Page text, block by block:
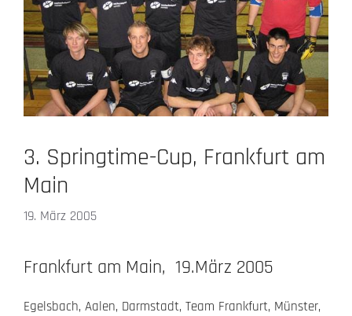
3. Springtime-Cup, Frankfurt am
Main
19. März 2005
Frankfurt am Main, 19.März 2005
Egelsbach, Aalen, Darmstadt, Team Frankfurt, Münster,